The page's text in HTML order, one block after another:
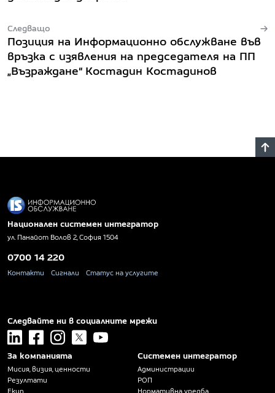
Следващо
Позиция на Информационно обслужване във
връзка с изявления на председателя на ПП
„Възраждане“ Костадин Костадинов
Национален системен интегратор
ул. Панайот Волов 2, София 1504
0700 14 220
Контакти Сигнали Статус на услугите
Следвайте ни в социалните мрежи
linkedin facebookinstagram
x youtube
За компанията
Мисия, визия, ценности
Резултати
Екип
Системен интегратор
Администрации
РОП
Нормативна уредба